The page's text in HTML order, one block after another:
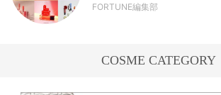
FORTUNE編集部
COSME CATEGORY